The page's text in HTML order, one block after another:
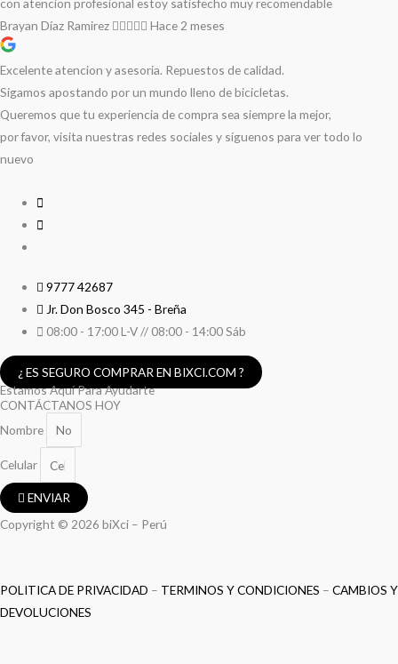
Brayan Díaz Ramirez
Hace 2 meses
Excelente atencion y asesoria. Repuestos de calidad.
Sigamos apostando por un mundo lleno de bicicletas.
Queremos que tu experiencia de compra sea siempre la mejor,
por favor, visita nuestras redes sociales y síguenos para ver todo lo
nuevo
9777 42687
Jr. Don Bosco 345 - Breña
08:00 - 17:00 L-V // 08:00 - 14:00 Sáb
¿ ES SEGURO COMPRAR EN BIXCI.COM ?
Estamos Aquí Para Ayudarte
CONTÁCTANOS HOY
Nombre
Celular
ENVIAR
Copyright © 2026 biXci – Perú
POLITICA DE PRIVACIDAD – TERMINOS Y CONDICIONES – CAMBIOS Y
DEVOLUCIONES